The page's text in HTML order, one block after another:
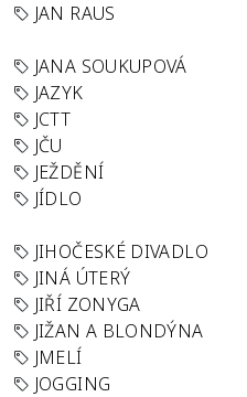
JAN RAUS
JANA SOUKUPOVÁ
JAZYK
JCTT
JČU
JEŽDĚNÍ
JÍDLO
JIHOČESKÉ DIVADLO
JINÁ ÚTERÝ
JIŘÍ ZONYGA
JIŽAN A BLONDÝNA
JMELÍ
JOGGING